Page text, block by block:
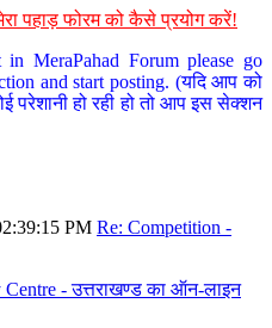
पहाड़ फोरम को कैसे प्रयोग करें!
MeraPahad Forum please go
and start posting. (यदि आप को
परेशानी हो रही हो तो आप इस सेक्शन
PM Re: Competition -
- उत्तराखण्ड का ऑन-लाइन